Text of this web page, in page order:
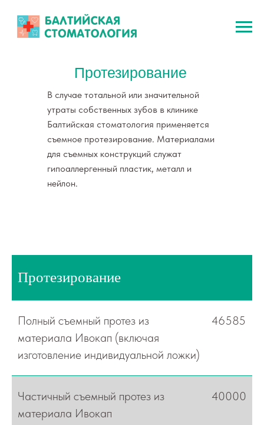
Протезирование
В случае тотальной или значительной
утраты собственных зубов в клинике
Балтийская стоматология применяется
съемное протезирование. Материалами
для съемных конструкций служат
гипоаллергенный пластик, металл и
нейлон.
Протезирование
Полный съемный протез из
материала Ивокап (включая
изготовление индивидуальной ложки)
46585
Частичный съемный протез из
материала Ивокап
40000